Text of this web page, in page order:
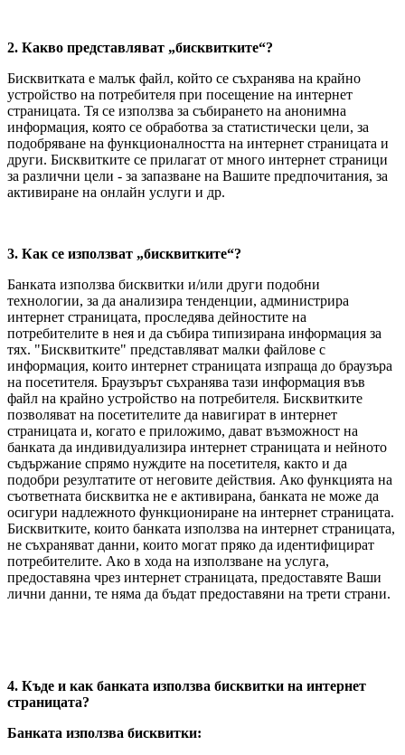
2. Какво представляват „бисквитките“?
Бисквитката е малък файл, който се съхранява на крайно
устройство на потребителя при посещение на интернет
страницата. Тя се използва за събирането на анонимна
информация, която се обработва за статистически цели, за
подобряване на функционалността на интернет страницата и
други. Бисквитките се прилагат от много интернет страници
за различни цели - за запазване на Вашите предпочитания, за
активиране на онлайн услуги и др.
3. Как се използват „бисквитките“?
Банката използва бисквитки и/или други подобни
технологии, за да анализира тенденции, администрира
интернет страницата, проследява дейностите на
потребителите в нея и да събира типизирана информация за
тях. "Бисквитките" представляват малки файлове с
информация, които интернет страницата изпраща до браузъра
на посетителя. Браузърът съхранява тази информация във
файл на крайно устройство на потребителя. Бисквитките
позволяват на посетителите да навигират в интернет
страницата и, когато е приложимо, дават възможност на
банката да индивидуализира интернет страницата и нейното
съдържание спрямо нуждите на посетителя, както и да
подобри резултатите от неговите действия. Ако функцията на
съответната бисквитка не е активирана, банката не може да
осигури надлежното функциониране на интернет страницата.
Бисквитките, които банката използва на интернет страницата,
не съхраняват данни, които могат пряко да идентифицират
потребителите. Ако в хода на използване на услуга,
предоставяна чрез интернет страницата, предоставяте Ваши
лични данни, те няма да бъдат предоставяни на трети страни.
4. Къде и как банката използва бисквитки на интернет
страницата?
Банката използва бисквитки: